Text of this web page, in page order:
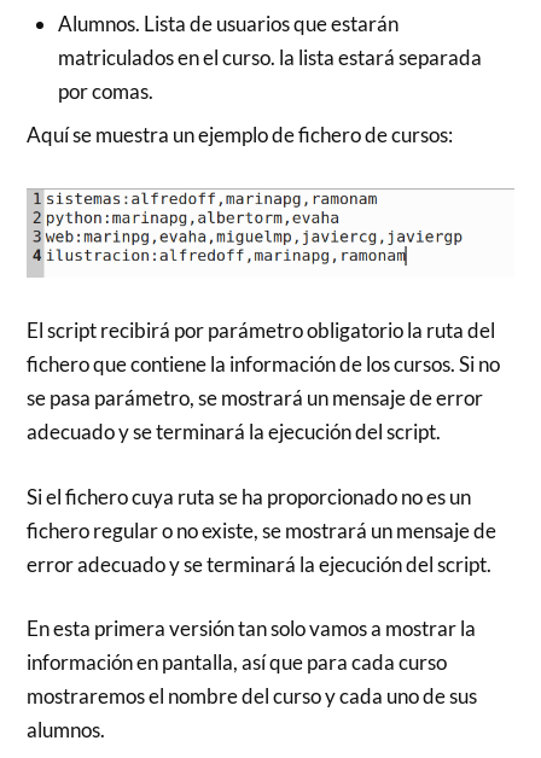
Alumnos. Lista de usuarios que estarán
matriculados en el curso. la lista estará separada
por comas.
Aquí se muestra un ejemplo de fichero de cursos:
El script recibirá por parámetro obligatorio la ruta del
fichero que contiene la información de los cursos. Si no
se pasa parámetro, se mostrará un mensaje de error
adecuado y se terminará la ejecución del script.
Si el fichero cuya ruta se ha proporcionado no es un
fichero regular o no existe, se mostrará un mensaje de
error adecuado y se terminará la ejecución del script.
En esta primera versión tan solo vamos a mostrar la
información en pantalla, así que para cada curso
mostraremos el nombre del curso y cada uno de sus
alumnos.